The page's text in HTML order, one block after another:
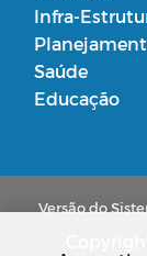
Infra-
Saúde
Educação
Versão do